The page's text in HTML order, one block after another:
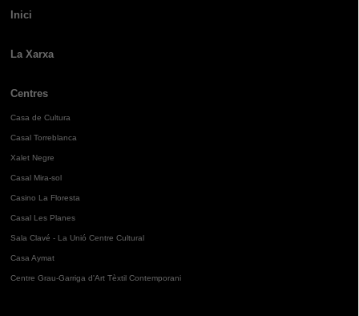
Inici
La Xarxa
Centres
Casa de Cultura
Casal Torreblanca
Xalet Negre
Casal Mira-sol
Casino La Floresta
Casal Les Planes
Sala Clavé - La Unió Centre Cultural
Casa Aymat
Centre Grau-Garriga d'Art Tèxtil Contemporani